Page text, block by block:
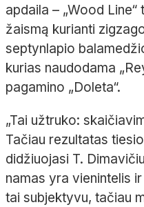
apdaila – „Wood Line“
žaismą kurianti
septynlapio
kurias naudodama „
pagamino „Doleta“.
„Tai užtruko:
Tačiau rezultatas
didžiuojasi T.
namas yra vienintelis
tai subjektyvu, tačiau